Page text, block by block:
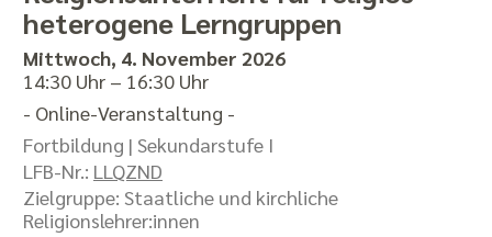
heterogene Lerngruppen
Mittwoch, 4. November 2026
14:30 Uhr – 16:30 Uhr
- Online-Veranstaltung -
Fortbildung | Sekundarstufe I
LFB-Nr.: LLQZND
Zielgruppe: Staatliche und kirchliche
Religionslehrer:innen